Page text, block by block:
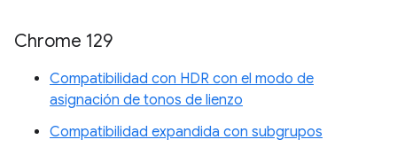
Chrome 129
Compatibilidad con HDR con el modo de
asignación de tonos de lienzo
Compatibilidad expandida con subgrupos